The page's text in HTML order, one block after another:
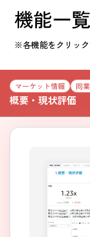
機能一覧
※各機能をクリッ
マーケット情報 同
概要・現状評価